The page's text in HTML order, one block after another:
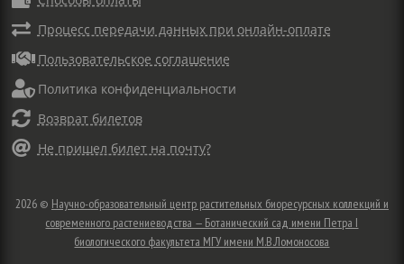
 Процесс передачи данных при онлайн-оплате
 Пользовательское соглашение
 Политика конфиденциальности
 Возврат билетов
 Не пришел билет на почту?
2026 © Научно-образовательный центр растительных биоресурсных коллекций и
современного растениеводства — Ботанический сад имени Петра I
биологического факультета МГУ имени М.В.Ломоносова